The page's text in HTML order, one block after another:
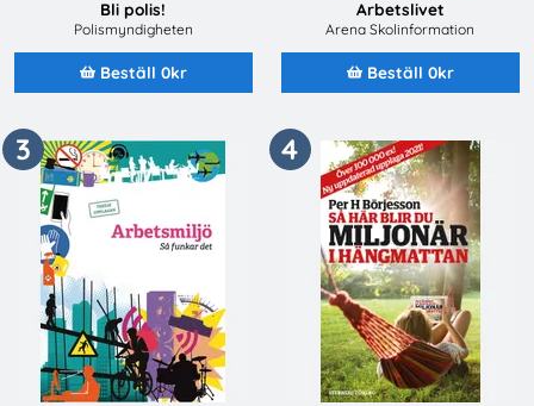
Bli polis!
Polismyndigheten
Beställ 0kr
Arbetslivet
Arena Skolinformation
Beställ 0kr
3 4